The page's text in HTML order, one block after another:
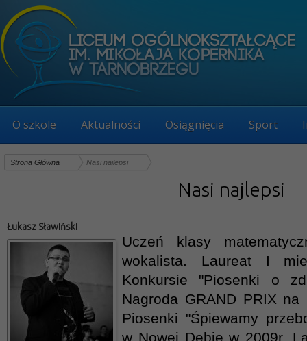
O szkole Aktualności Osiągnięcia Sport
Strona Główna Nasi najlepsi
Nasi najlepsi
Łukasz Sławiński
Uczeń klasy
wokalista. Laureat I
Konkursie "Piosenki o
Nagroda GRAND PRIX na
Piosenki "Śpiewamy
w Nowej Dębie w 2009r.